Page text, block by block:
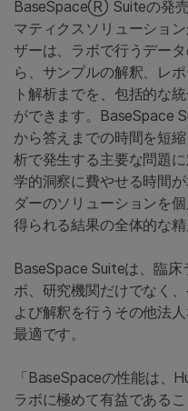
BaseSpaceⓇ Suiteの発売
マティクスソリューショ
ザーは、ラボで行うデー
ら、サンプルの解釈、レ
ト解析までを、包括的な
ができます。BaseSpace
から答えまでの時間を短
析で発生する主要な問題
学的洞察に費やせる時間
ダーのソリューションを
得られる結果の全体的な精
BaseSpace Suiteは、臨床
ボ、研究機関だけでなく
よび解釈を行うその他法
最適です。
「BaseSpaceの性能は、
ラボに極めて有益である